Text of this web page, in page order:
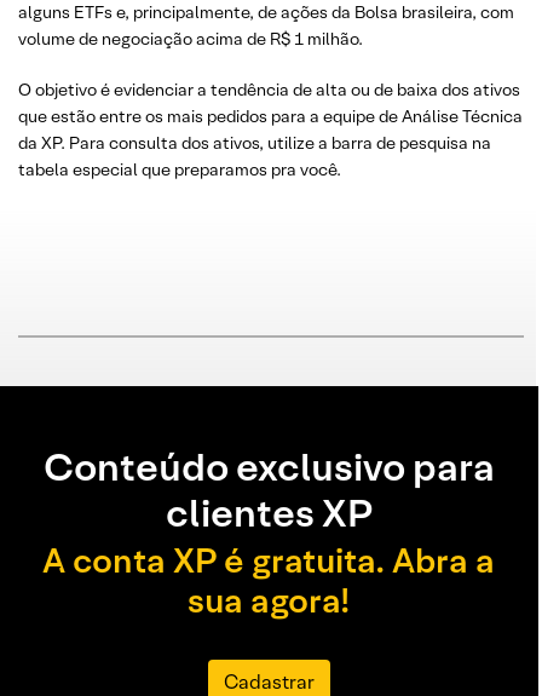
alguns ETFs e, principalmente, de ações da Bolsa brasileira, com
volume de negociação acima de R$ 1 milhão.
O objetivo é evidenciar a tendência de alta ou de baixa dos ativos
que estão entre os mais pedidos para a equipe de Análise Técnica
da XP. Para consulta dos ativos, utilize a barra de pesquisa na
tabela especial que preparamos pra você.
Conteúdo exclusivo para
clientes XP
A conta XP é gratuita. Abra a
sua agora!
Cadastrar